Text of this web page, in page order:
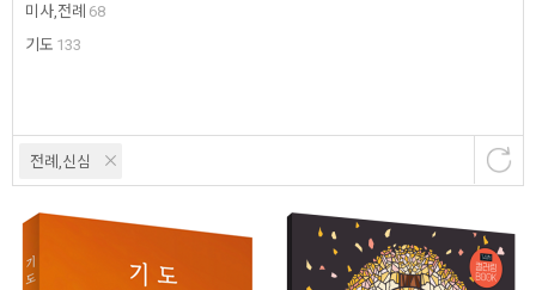
미사,전례 68
기도 133
전례,신심